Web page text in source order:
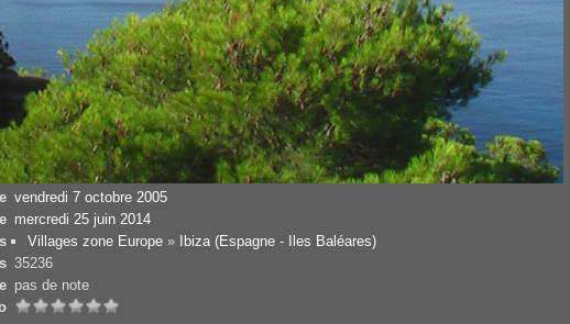
vendredi 7 octobre 2005
mercredi 25 juin 2014
Villages zone Europe »
Ibiza (Espagne - Iles Baléares)
35236
pas de note